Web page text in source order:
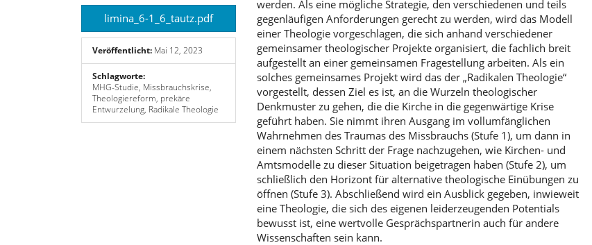
limina_6-1_6_tautz.pdf
Veröffentlicht: Mai 12, 2023
Schlagworte:
MHG-Studie, Missbrauchskrise,
Theologiereform, prekäre
Entwurzelung, Radikale Theologie
werden. Als eine mögliche Strategie, den verschiedenen und teils
gegenläufigen Anforderungen gerecht zu werden, wird das Modell
einer Theologie vorgeschlagen, die sich anhand verschiedener
gemeinsamer theologischer Projekte organisiert, die fachlich breit
aufgestellt an einer gemeinsamen Fragestellung arbeiten. Als ein
solches gemeinsames Projekt wird das der „Radikalen Theologie“
vorgestellt, dessen Ziel es ist, an die Wurzeln theologischer
Denkmuster zu gehen, die die Kirche in die gegenwärtige Krise
geführt haben. Sie nimmt ihren Ausgang im vollumfänglichen
Wahrnehmen des Traumas des Missbrauchs (Stufe 1), um dann in
einem nächsten Schritt der Frage nachzugehen, wie Kirchen- und
Amtsmodelle zu dieser Situation beigetragen haben (Stufe 2), um
schließlich den Horizont für alternative theologische Einübungen zu
öffnen (Stufe 3). Abschließend wird ein Ausblick gegeben, inwieweit
eine Theologie, die sich des eigenen leid­erzeugenden Potentials
bewusst ist, eine wertvolle Gesprächspartnerin auch für andere
Wissenschaften sein kann.